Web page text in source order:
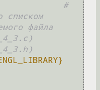
#
списком
файла